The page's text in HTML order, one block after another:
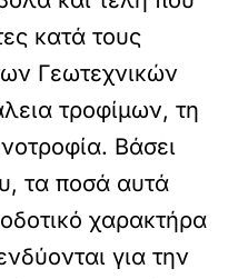
κατά τους
Γεωτεχνικών
τροφίμων, τη
Βάσει
τα ποσά αυτά
χαρακτήρα
για την